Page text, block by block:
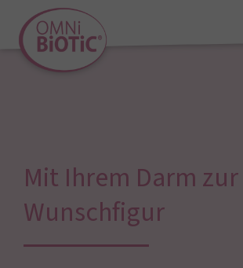
Mit Ihrem Darm zur
Wunschfigur